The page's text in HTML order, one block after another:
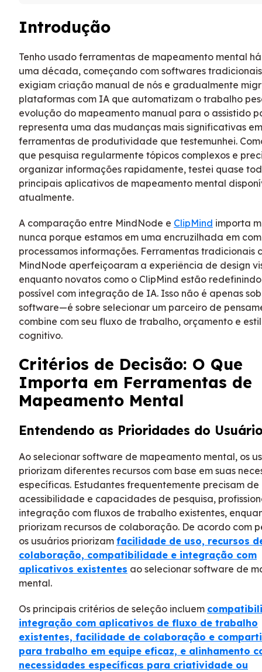
Introdução
Tenho usado ferramentas de mapeamento mental
uma década, começando com softwares
exigiam criação manual de nós e gradualmente
plataformas com IA que automatizam o trabalho
evolução do mapeamento manual para o assistido
representa uma das mudanças mais significativas em
ferramentas de produtividade que testemunhei.
que pesquisa regularmente tópicos complexos e
organizar informações rapidamente, testei quase
principais aplicativos de mapeamento mental
atualmente.
A comparação entre MindNode e ClipMind importa
nunca porque estamos em uma encruzilhada em
processamos informações. Ferramentas tradicionais
MindNode aperfeiçoaram a experiência de design
enquanto novatos como o ClipMind estão
possível com integração de IA. Isso não é apenas
software—é sobre selecionar um parceiro de
combine com seu fluxo de trabalho, orçamento e
cognitivo.
Critérios de Decisão: O Que
Importa em Ferramentas de
Mapeamento Mental
Entendendo as Prioridades do
Ao selecionar software de mapeamento mental, os
priorizam diferentes recursos com base em suas
específicas. Estudantes frequentemente precisam de
acessibilidade e capacidades de pesquisa,
integração com fluxos de trabalho existentes,
priorizam recursos de colaboração. De acordo com
os usuários priorizam facilidade de uso, recursos
colaboração, compatibilidade e integração com
aplicativos existentes ao selecionar software de
mental.
Os principais critérios de seleção incluem
integração com aplicativos de fluxo de trabalho
existentes, facilidade de colaboração e
para trabalho em equipe eficaz, e alinhamento
necessidades específicas para criatividade ou